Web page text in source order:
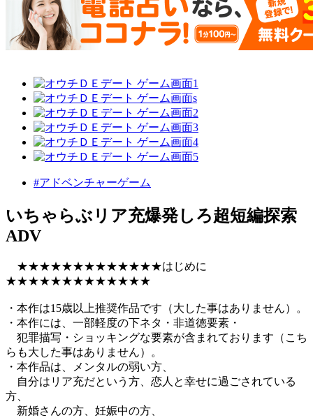
#アドベンチャーゲーム
いちゃらぶリア充爆発しろ超短編探索
ADV
★★★★★★★★★★★★★はじめに
★★★★★★★★★★★★★
・本作は15歳以上推奨作品です（大した事はありません）。
・本作には、一部軽度の下ネタ・非道徳要素・
犯罪描写・ショッキングな要素が含まれております（こち
らも大した事はありません）。
・本作品は、メンタルの弱い方、
自分はリア充だという方、恋人と幸せに過ごされている
方、
新婚さんの方、妊娠中の方、